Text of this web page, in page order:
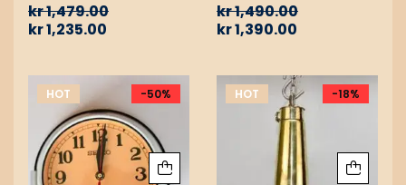
kr1,479.00
kr1,235.00
kr1,490.00
kr1,390.00
HOT -50% HOT -18%